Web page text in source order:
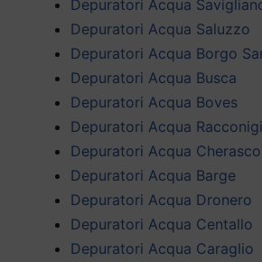
Depuratori Acqua
Depuratori Acqua Saluzzo
Depuratori Acqua Borgo
Depuratori Acqua Busca
Depuratori Acqua Boves
Depuratori Acqua Racconigi
Depuratori Acqua Cherasco
Depuratori Acqua Barge
Depuratori Acqua Dronero
Depuratori Acqua Centallo
Depuratori Acqua Caraglio